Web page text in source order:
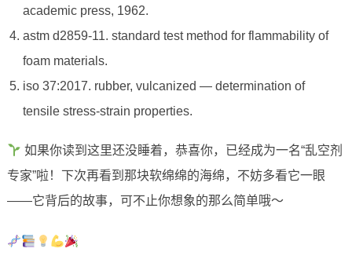
academic press, 1962.
astm d2859-11. standard test method for flammability of
foam materials.
iso 37:2017. rubber, vulcanized — determination of
tensile stress-strain properties.
如果你读到这里还没睡着，恭喜你，已经成为一名“乱空剂
专家”啦！下次再看到那块软绵绵的海绵，不妨多看它一眼
——它背后的故事，可不止你想象的那么简单哦～